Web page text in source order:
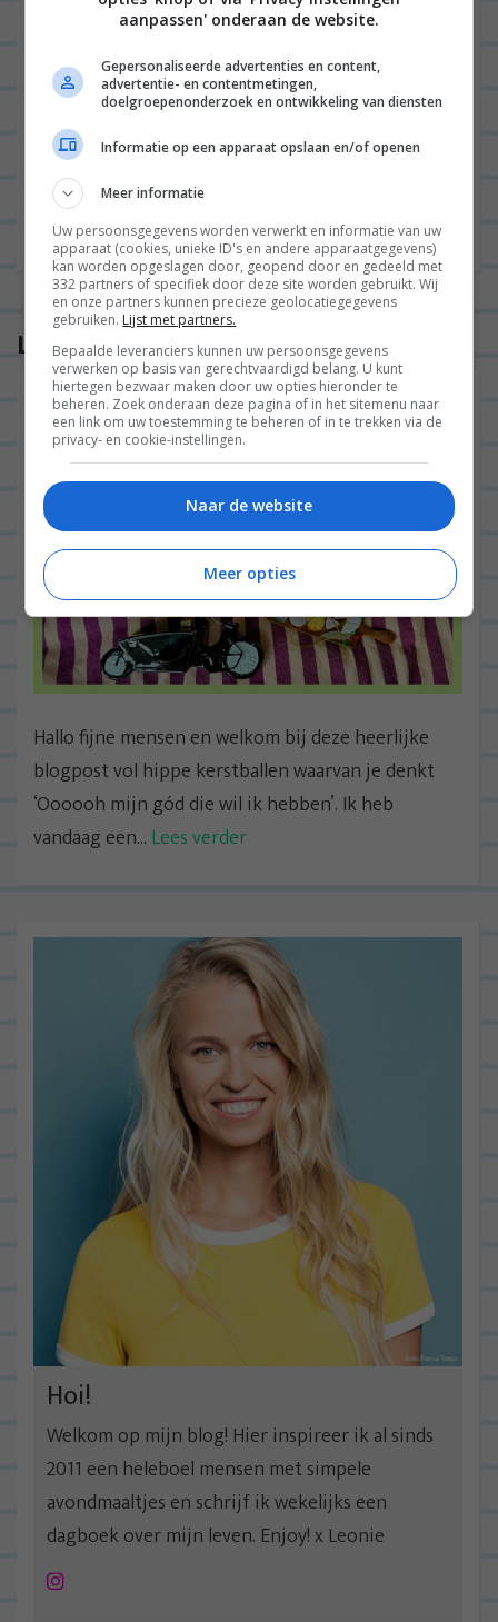
Site
Lees ook
30 hippe kerstballen die je in je boom wil
INTERIEUR 2
Hallo fijne mensen en welkom bij deze heerlijke
blogpost vol hippe kerstballen waarvan je denkt
‘Oooooh mijn gód die wil ik hebben’. Ik heb
vandaag een... Lees verder
Hoi!
Welkom op mijn blog! Hier inspireer ik al sinds
2011 een heleboel mensen met simpele
avondmaaltjes en schrijf ik wekelijks een
dagboek over mijn leven. Enjoy! x Leonie
Instagram
aanpassen' onderaan de website.
Gepersonaliseerde advertenties en content,
advertentie- en contentmetingen,
doelgroepenonderzoek en ontwikkeling van diensten
Informatie op een apparaat opslaan en/of openen
Meer informatie
Uw persoonsgegevens worden verwerkt en informatie van uw
apparaat (cookies, unieke ID's en andere apparaatgegevens)
kan worden opgeslagen door, geopend door en gedeeld met
332 partners of specifiek door deze site worden gebruikt. Wij
en onze partners kunnen precieze geolocatiegegevens
gebruiken. Lijst met partners.
Bepaalde leveranciers kunnen uw persoonsgegevens
verwerken op basis van gerechtvaardigd belang. U kunt
hiertegen bezwaar maken door uw opties hieronder te
beheren. Zoek onderaan deze pagina of in het sitemenu naar
een link om uw toestemming te beheren of in te trekken via de
privacy- en cookie-instellingen.
Naar de website
Meer opties